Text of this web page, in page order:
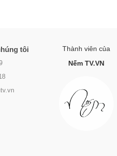
tôi
Thành viên của
Nếm TV.VN